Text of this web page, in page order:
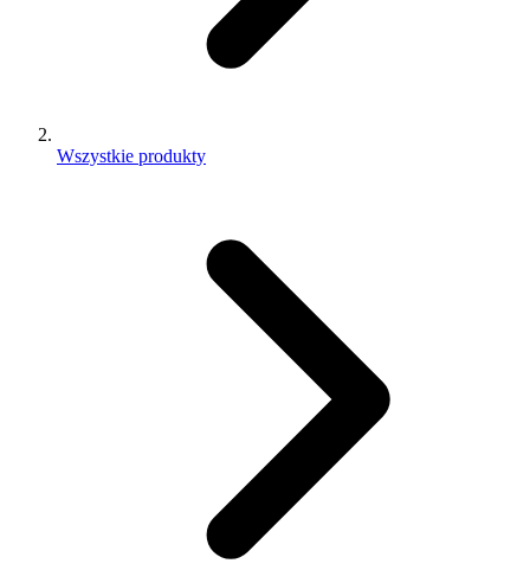
Wszystkie produkty